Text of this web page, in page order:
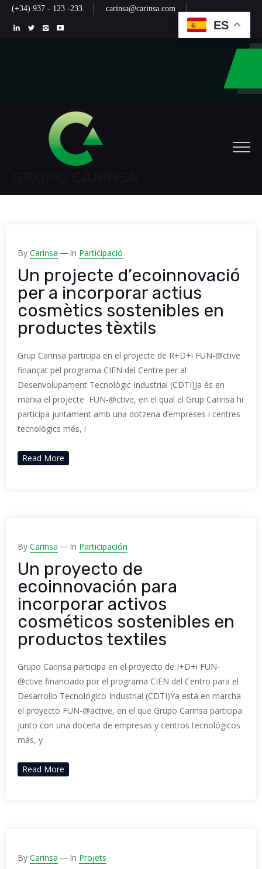
(+34) 937 - 123 -233 carinsa@carinsa.com
By Carinsa In Participació
Un projecte d’ecoinnovació
per a incorporar actius
cosmètics sostenibles en
productes tèxtils
Grup Carinsa participa en el projecte de R+D+i FUN-@ctive
finançat pel programa CIEN del Centre per al
Desenvolupament Tecnològic Industrial (CDTI)Ja és en
marxa el projecte FUN-@ctive, en el qual el Grup Carinsa hi
participa juntament amb una dotzena d’empreses i centres
tecnològics més, i
Read More
By Carinsa In Participación
Un proyecto de
ecoinnovación para
incorporar activos
cosméticos sostenibles en
productos textiles
Grupo Carinsa participa en el proyecto de I+D+i FUN-
@ctive financiado por el programa CIEN del Centro para el
Desarrollo Tecnológico Industrial (CDTI)Ya está en marcha
el proyecto FUN-@active, en el que Grupo Carinsa participa
junto con una docena de empresas y centros tecnológicos
más, y
Read More
By Carinsa In Projets
ES